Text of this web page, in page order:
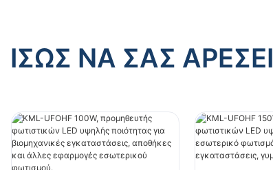
ΊΣΩΣ ΝΑ ΣΑΣ ΑΡΈΣΕΙ